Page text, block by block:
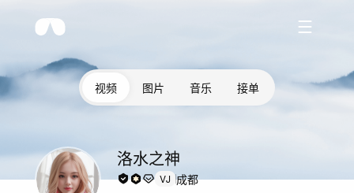
洛水之神
VJ 成都
视频 图片 音乐 接单